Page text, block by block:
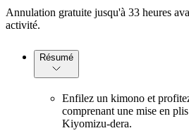
Annulation gratuite jusqu'à 33 heures
activité.
Résumé
Enfilez un kimono et
comprenant une mise en
Kiyomizu-dera.